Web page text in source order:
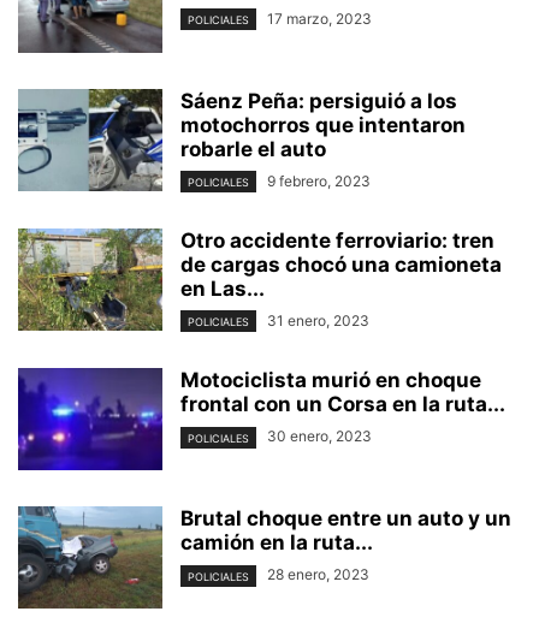
POLICIALES 17 marzo, 2023
Sáenz Peña: persiguió a los
motochorros que intentaron
robarle el auto
POLICIALES 9 febrero, 2023
Otro accidente ferroviario: tren
de cargas chocó una camioneta
en Las...
POLICIALES 31 enero, 2023
Motociclista murió en choque
frontal con un Corsa en la ruta...
POLICIALES 30 enero, 2023
Brutal choque entre un auto y un
camión en la ruta...
POLICIALES 28 enero, 2023